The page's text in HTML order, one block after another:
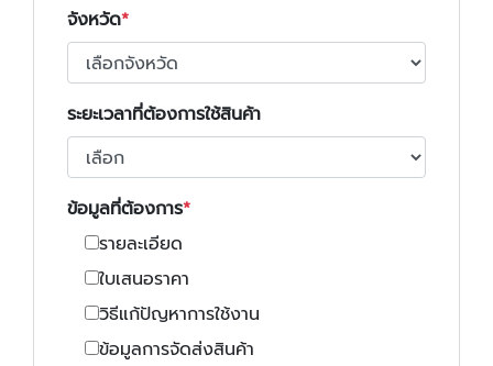
จังหวัด
ระยะเวลาที่ต้องการใช้สินค้า
ข้อมูลที่ต้องการ
รายละเอียด
ใบเสนอราคา
วิธีแก้ปัญหาการใช้งาน
ข้อมูลการจัดส่งสินค้า